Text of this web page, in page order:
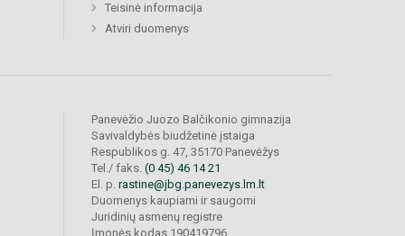
Teisinė informacija
Atviri duomenys
Panevėžio Juozo Balčikonio gimnazija
Savivaldybės biudžetinė įstaiga
Respublikos g. 47, 35170 Panevėžys
Tel./ faks. (0 45) 46 14 21
El. p. rastine@jbg.panevezys.lm.lt
Duomenys kaupiami ir saugomi
Juridinių asmenų registre
Įmonės kodas 190419796